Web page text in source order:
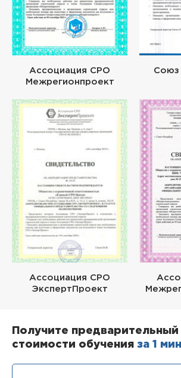
Ассоциация СРО
Межрегионпроект
Союз
Ассоциация СРО
ЭкспертПроект
Получите предварительный
стоимости обучения за 1